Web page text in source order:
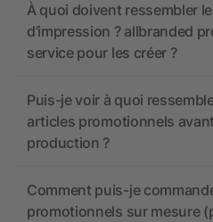
À quoi doivent ressembler
d’impression ? allbranded
service pour les créer ?
Puis-je voir à quoi
articles promotionnels
production ?
Comment puis-je
promotionnels sur mesure